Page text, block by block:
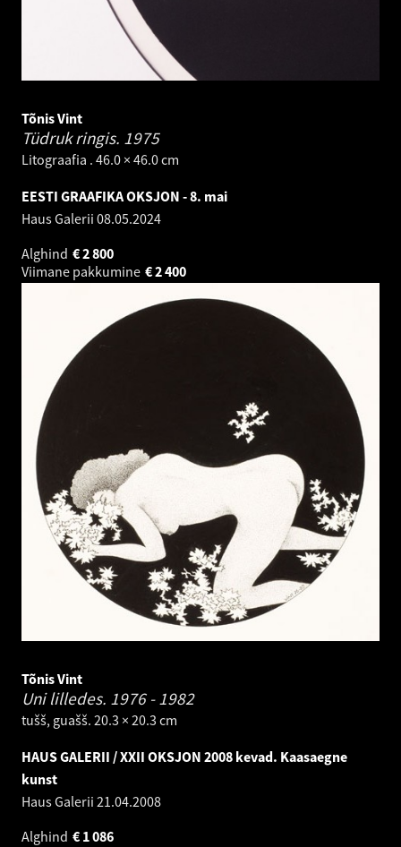
Tõnis Vint
Tüdruk ringis. 1975
Litograafia . 46.0 × 46.0 cm
EESTI GRAAFIKA OKSJON - 8. mai
Haus Galerii 08.05.2024
Alghind
2 800
€
Viimane pakkumine
2 400
€
Tõnis Vint
Uni lilledes. 1976 - 1982
tušš, guašš. 20.3 × 20.3 cm
HAUS GALERII / XXII OKSJON 2008 kevad. Kaasaegne
kunst
Haus Galerii 21.04.2008
Alghind
1 086
€